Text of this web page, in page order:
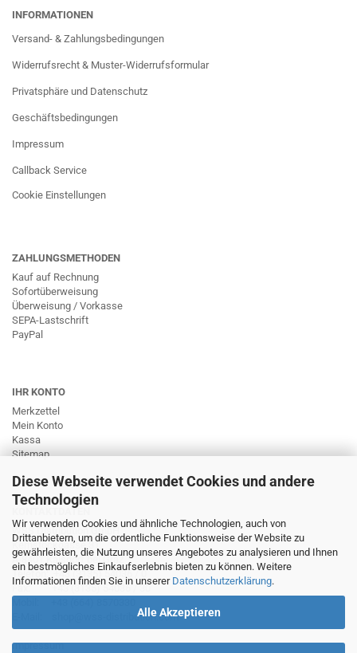
Diese Webseite verwendet Cookies und andere
Technologien
Wir verwenden Cookies und ähnliche Technologien, auch von
Drittanbietern, um die ordentliche Funktionsweise der Website zu
gewährleisten, die Nutzung unseres Angebotes zu analysieren und Ihnen
ein bestmögliches Einkaufserlebnis bieten zu können. Weitere
Informationen finden Sie in unserer Datenschutzerklärung.
Alle Akzeptieren
INFORMATIONEN
Versand- & Zahlungsbedingungen
Widerrufsrecht & Muster-Widerrufsformular
Privatsphäre und Datenschutz
Geschäftsbedingungen
Impressum
Callback Service
Cookie Einstellungen
ZAHLUNGSMETHODEN
Kauf auf Rechnung
Sofortüberweisung
Überweisung / Vorkasse
SEPA-Lastschrift
PayPal
IHR KONTO
Merkzettel
Mein Konto
Kassa
Sitemap
KONTAKTDATEN
WSS Distribution GmbH
Kernstockgasse 31
A-8401 Kalsdorf bei Graz
Telefon: +43 (3135) 54036 / 0
Fax: +43 (3135) 54036 / 30
E-Mail: shop@wss-distribution.com
Impressum